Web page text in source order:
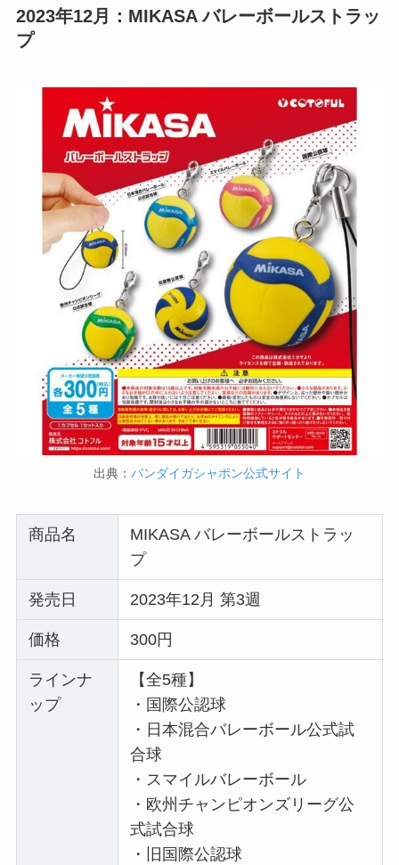
2023年12月：MIKASA バレーボールストラッ
プ
出典： バンダイガシャポン公式サイト
商品名
MIKASA バレーボールストラッ
プ
発売日 2023年12月 第3週
価格 300円
ラインナ
ップ
【全5種】
・国際公認球
・日本混合バレーボール公式試
合球
・スマイルバレーボール
・欧州チャンピオンズリーグ公
式試合球
・旧国際公認球